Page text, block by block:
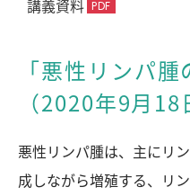
講義資料
「悪性リンパ腫
（2020年9月18
悪性リンパ腫は、主にリ
成しながら増殖する、リ